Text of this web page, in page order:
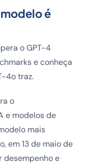
é
o GPT-4
e conheça
4o traz.
o
e modelos de
mais
em 13 de maio de
desempenho e